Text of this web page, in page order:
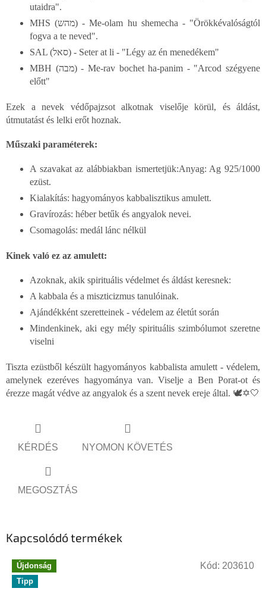
utaidra".
MHS (מהש) - Me-olam hu shemecha - "Örökkévalóságtól
fogva a te neved".
SAL (סאל) - Seter at li - "Légy az én menedékem"
MBH (מבה) - Me-rav bochet ha-panim - "Arcod szégyene
előtt"
Ezek a nevek védőpajzsot alkotnak viselője körül, és áldást,
útmutatást és lelki erőt hoznak.
Műszaki paraméterek:
A szavakat az alábbiakban ismertetjük:Anyag: Ag 925/1000
ezüst.
Kialakítás: hagyományos kabbalisztikus amulett.
Gravírozás: héber betűk és angyalok nevei.
Csomagolás: medál lánc nélkül
Kinek való ez az amulett:
Azoknak, akik spirituális védelmet és áldást keresnek:
A kabbala és a miszticizmus tanulóinak.
Ajándékként szeretteinek - védelem az életút során
Mindenkinek, aki egy mély spirituális szimbólumot szeretne
viselni
Tiszta ezüstből készült hagyományos kabbalista amulett - védelem,
amelynek ezeréves hagyománya van. Viselje a Ben Porat-ot és
érezze magát védve az angyalok és a szent nevek ereje által. 🕊️✡️🤍
KÉRDÉS NYOMON KÖVETÉS
MEGOSZTÁS
Kapcsolódó termékek
Újdonság
Tipp
Kód: 203610